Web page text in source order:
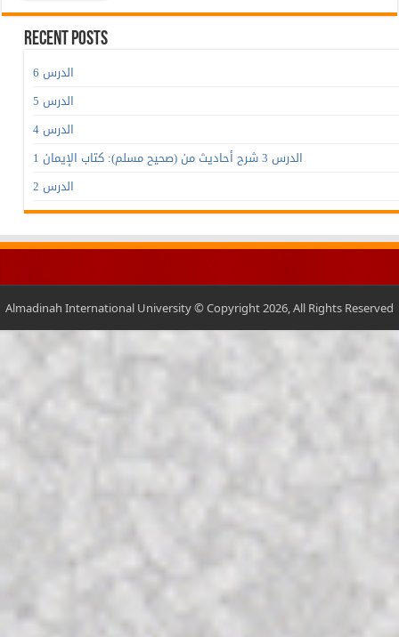
Recent Posts
الدرس 6
الدرس 5
الدرس 4
الدرس 3 شرح أحاديث من (صحيح مسلم): كتاب الإيمان 1
الدرس 2
Almadinah International University © Copyright 2026, All Rights Reserved